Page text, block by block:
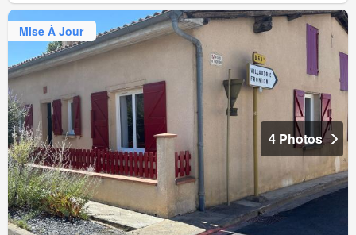
Mise À Jour
4 Photos